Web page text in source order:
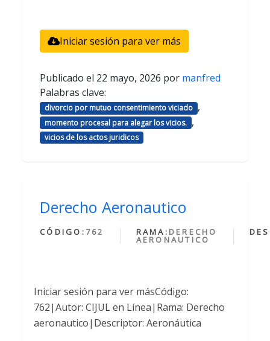
Iniciar sesión para ver más
Publicado el 22 mayo, 2026 por manfred
Palabras clave:
divorcio por mutuo consentimiento viciado ,
momento procesal para alegar los vicios. ,
vicios de los actos juridicos
Derecho Aeronautico
CÓDIGO: 762 RAMA: DERECHO
AERONAUTICO
Iniciar sesión para ver másCódigo:
762|Autor: CIJUL en Línea|Rama: Derecho
aeronautico|Descriptor: Aeronáutica